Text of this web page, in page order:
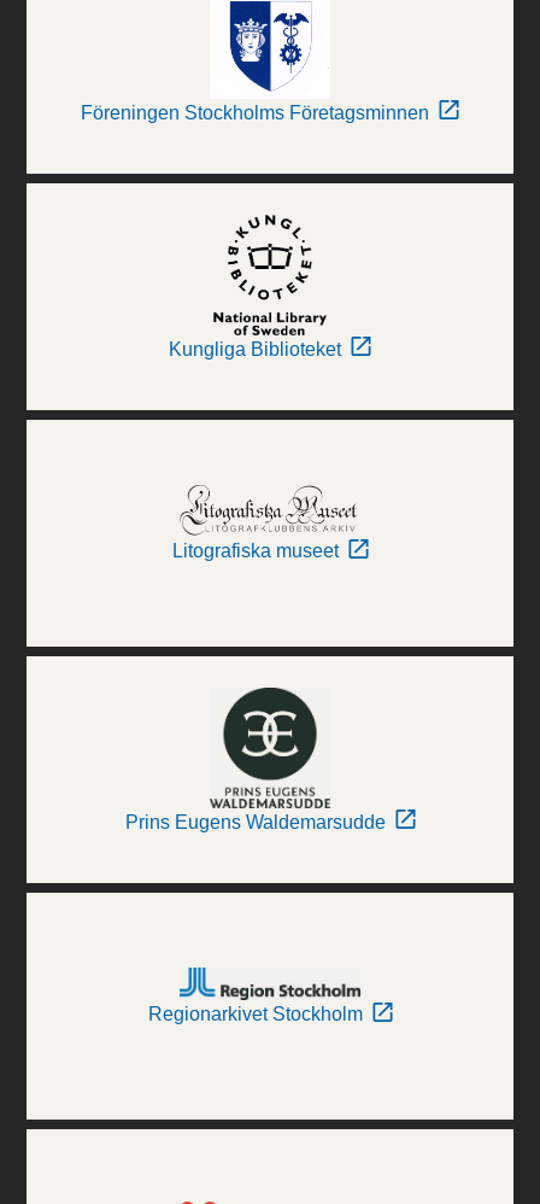
Föreningen Stockholms Företagsminnen
Kungliga Biblioteket
Litografiska museet
Prins Eugens Waldemarsudde
Regionarkivet Stockholm